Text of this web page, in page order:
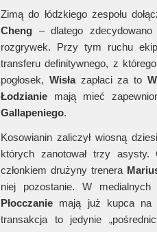
Zimą do łódzkiego zespołu
Cheng – dlatego
rozgrywek. Przy tym ruchu
transferu definitywnego, z
pogłosek, Wisła zapłaci za to
Łodzianie mają mieć
Gallapeniego.
Kosowianin zaliczył wiosną
których zanotował trzy
członkiem drużyny trenera
niej pozostanie. W
Płocczanie mają już kupca na
transakcja to jedynie